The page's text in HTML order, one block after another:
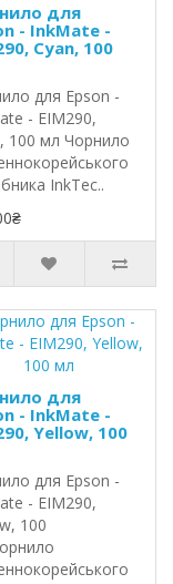
для
- InkMate -
Cyan, 100
для Epson -
- EIM290,
100 мл Чорнило
InkTec..
для
- InkMate -
Yellow, 100
для Epson -
- EIM290,
100